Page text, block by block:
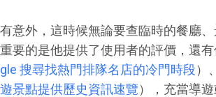
意外，這時候無論要查臨時的餐廳
要的是他提供了使用者的評價，還
搜尋找熱門排隊名店的冷門時段）
景點提供歷史資訊速覽），充當導